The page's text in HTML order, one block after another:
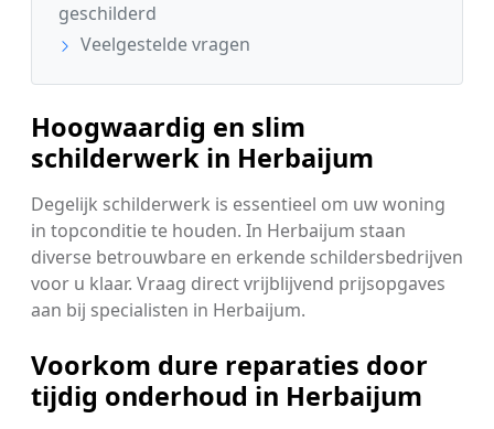
geschilderd
Veelgestelde vragen
Hoogwaardig en slim
schilderwerk in Herbaijum
Degelijk schilderwerk is essentieel om uw woning
in topconditie te houden. In Herbaijum staan
diverse betrouwbare en erkende schildersbedrijven
voor u klaar. Vraag direct vrijblijvend prijsopgaves
aan bij specialisten in Herbaijum.
Voorkom dure reparaties door
tijdig onderhoud in Herbaijum